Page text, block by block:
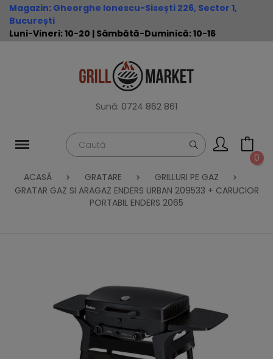
Magazin: Gheorghe Ionescu-Sisești 226, Sector 1,
București
Luni-Vineri: 10-20 | Sâmbătă-Duminică: 10-16
Sună: 0724 862 861
0
ACASĂ
GRATARE
GRILLURI PE GAZ
GRATAR GAZ SI ARAGAZ ENDERS URBAN 209533 + CARUCIOR
PORTABIL ENDERS 2065